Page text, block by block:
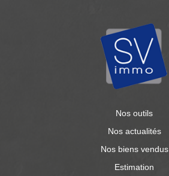
Nos outils
Nos actualités
Nos biens vendus
Estimation